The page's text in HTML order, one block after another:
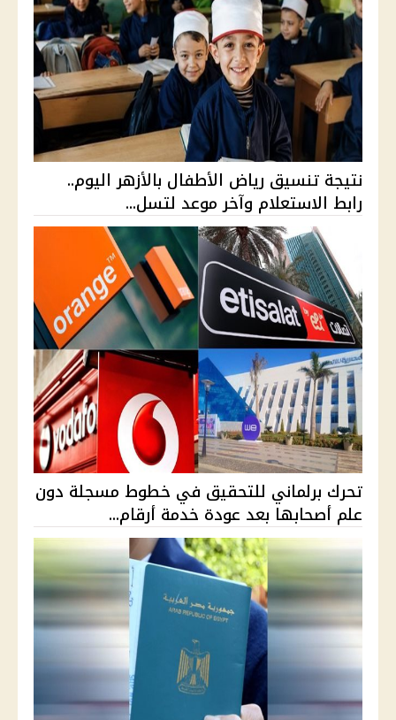
نتيجة تنسيق رياض الأطفال بالأزهر اليوم..
رابط الاستعلام وآخر موعد لتسل...
تحرك برلماني للتحقيق في خطوط مسجلة دون
علم أصحابها بعد عودة خدمة أرقام...